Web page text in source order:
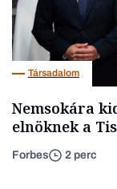
Társadalom
Nemsokára
elnöknek a
Forbes 2 perc